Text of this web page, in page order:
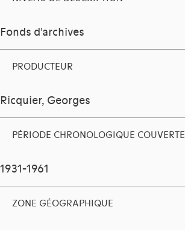
Fonds d'archives
PRODUCTEUR
Ricquier, Georges
PÉRIODE CHRONOLOGIQUE COUVERTE
1931-1961
ZONE GÉOGRAPHIQUE